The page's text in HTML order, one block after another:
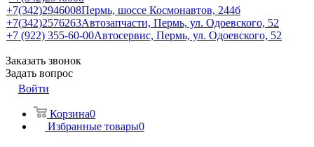
+7(342)2946008Пермь, шоссе Космонавтов, 244б
+7(342)2576263Автозапчасти, Пермь, ул. Одоевского, 52
+7 (922) 355-60-00Автосервис, Пермь, ул. Одоевского, 52
Заказать звонок
Задать вопрос
Войти
Корзина0
Избранные товары0